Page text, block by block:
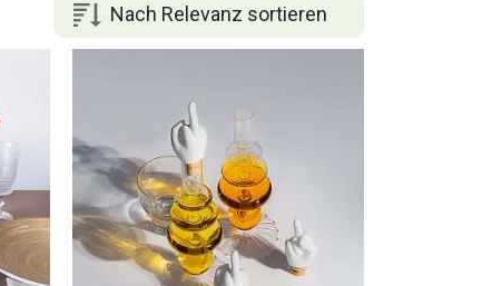
Nach Relevanz sortieren